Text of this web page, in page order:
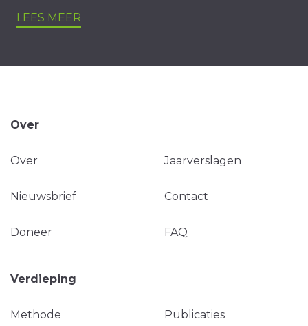
LEES MEER
Over
Over Jaarverslagen
Nieuwsbrief Contact
Doneer FAQ
Verdieping
Methode Publicaties